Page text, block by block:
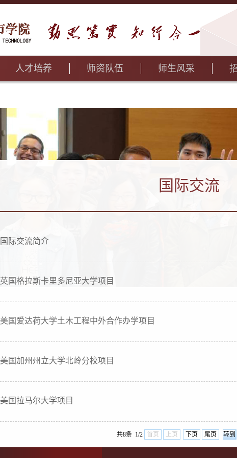
人才培养 师资队伍 师生风采
国际交流
国际交流简介
英国格拉斯卡里多尼亚大学项目
美国爱达荷大学土木工程中外合作办学项目
美国加州州立大学北岭分校项目
美国拉马尔大学项目
共8条 1/2 首页 上页 下页 尾页